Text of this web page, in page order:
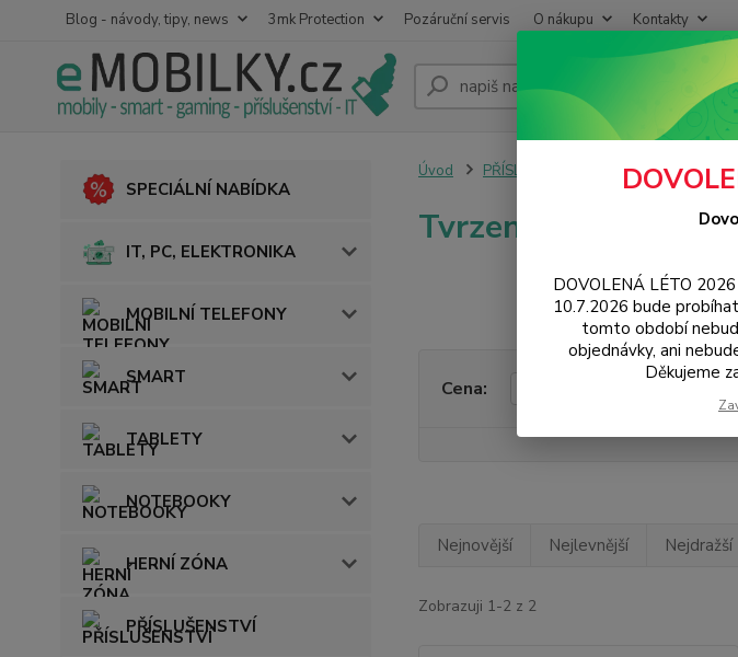
Blog - návody, tipy, news 3mk Protection Pozáruční servis O nákupu Kontakty
SPECIÁLNÍ NABÍDKA
IT, PC, ELEKTRONIKA
MOBILNÍ TELEFONY
SMART
TABLETY
NOTEBOOKY
HERNÍ ZÓNA
PŘÍSLUŠENSTVÍ
Úvod PŘÍSLUŠENSTVÍ Ochrana displeje
Tvrzená skla na
Cena:
Nejnovější Nejlevnější Nejdražší
Zobrazuji 1-2 z 2
DOVOLENÁ LÉTO
10.7.2026 bude
tomto období
objednávky, ani
Děkujeme